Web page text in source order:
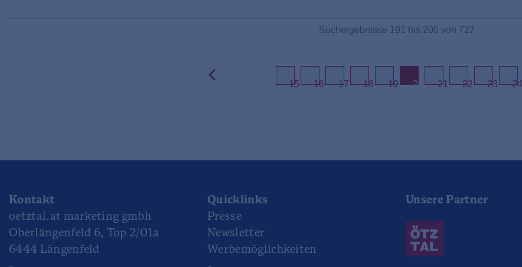
Suchergebnisse 191 bis 200 von 727
previous 15 16 17 18 19 20 21 22 23 24
Kontakt
oetztal.at marketing gmbh
Oberlängenfeld 6, Top 2/01a
6444 Längenfeld
Quicklinks
Presse
Newsletter
Werbemöglichkeiten
Unsere Partner